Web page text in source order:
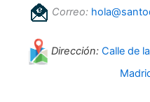
Correo:
Dirección: Calle de